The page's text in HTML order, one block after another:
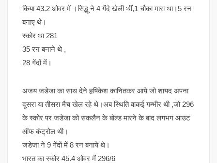
किया 43.2 ओवर में ।सिद्भू ने 4 गेंदे खेली थीं,1 चौका मारा था।5 रन
बनाए थे।
स्कोर था 281
35 रन बनाने थे ,
28 गेंदों में।
अजय जडेजा का साथ देने हृषिकेश कानितकर आये जो शायद अपना
दूसरा या तीसरा मैच खेल रहे थे।अब स्थिति वाकई गम्भीर थी ,जो 296
के स्कोर पर जडेजा को सकलैन के बोल्ड मारने के बाद लगभग आउट
ऑफ कंट्रोल थी।
जडेजा ने 9 गेंदों में 8 रन बनाये थे।
भारत का स्कोर 45.4 ओवर में 296/6